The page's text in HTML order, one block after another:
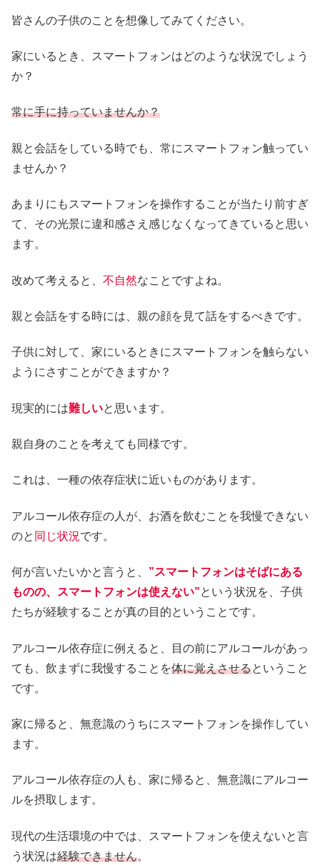
皆さんの子供のことを想像してみてください。
家にいるとき、スマートフォンはどのような状況でしょう
か？
常に手に持っていませんか？
親と会話をしている時でも、常にスマートフォン触ってい
ませんか？
あまりにもスマートフォンを操作することが当たり前すぎ
て、その光景に違和感さえ感じなくなってきていると思い
ます。
改めて考えると、 不自然なことですよね。
親と会話をする時には、親の顔を見て話をするべきです。
子供に対して、家にいるときにスマートフォンを触らない
ようにさすことができますか？
現実的には難しいと思います。
親自身のことを考えても同様です。
これは、一種の依存症状に近いものがあります。
アルコール依存症の人が、お酒を飲むことを我慢できない
のと 同じ状況です。
何が言いたいかと言うと、 ”スマートフォンはそばにある
ものの、スマートフォンは使えない”という状況を、子供
たちが経験することが真の目的ということです。
アルコール依存症に例えると、目の前にアルコールがあっ
ても、飲まずに我慢することを体に覚えさせるということ
です。
家に帰ると、無意識のうちにスマートフォンを操作してい
ます。
アルコール依存症の人も、家に帰ると、無意識にアルコー
ルを摂取します。
現代の生活環境の中では、スマートフォンを使えないと言
う状況は経験できません。